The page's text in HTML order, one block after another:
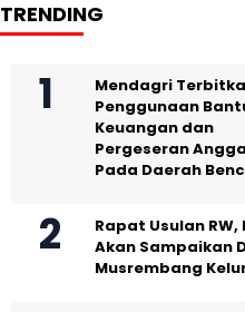
TRENDING
Mendagri
Penggunaan
Keuangan dan
Pergeseran
Pada Daerah
Rapat Usulan RW,
Akan Sampaikan
Musrembang